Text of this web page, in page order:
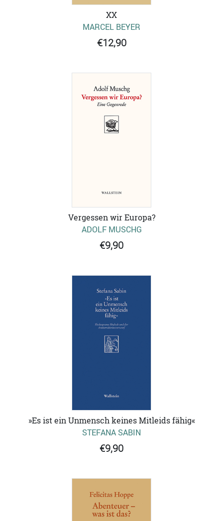
XX
MARCEL BEYER
€12,90
Vergessen wir Europa?
ADOLF MUSCHG
€9,90
»Es ist ein Unmensch keines Mitleids fähig«
STEFANA SABIN
€9,90